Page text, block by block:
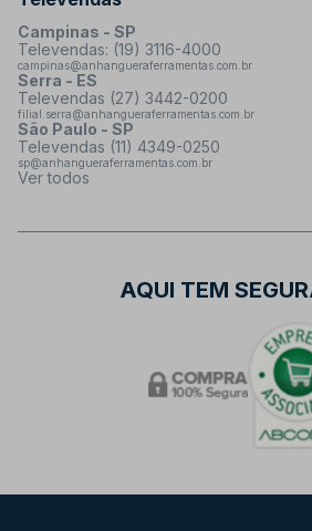
Campinas - SP
Televendas: (19) 3116-4000
campinas@anhangueraferramentas.com.br
Serra - ES
Televendas (27) 3442-0200
filial.serra@anhangueraferramentas.com.br
São Paulo - SP
Televendas (11) 4349-0250
sp@anhangueraferramentas.com.br
Ver todos
AQUI TEM